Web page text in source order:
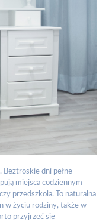
Beztroskie dni pełne
miejsca codziennym
przedszkola. To naturalna
w życiu rodziny, także w
przyjrzeć się